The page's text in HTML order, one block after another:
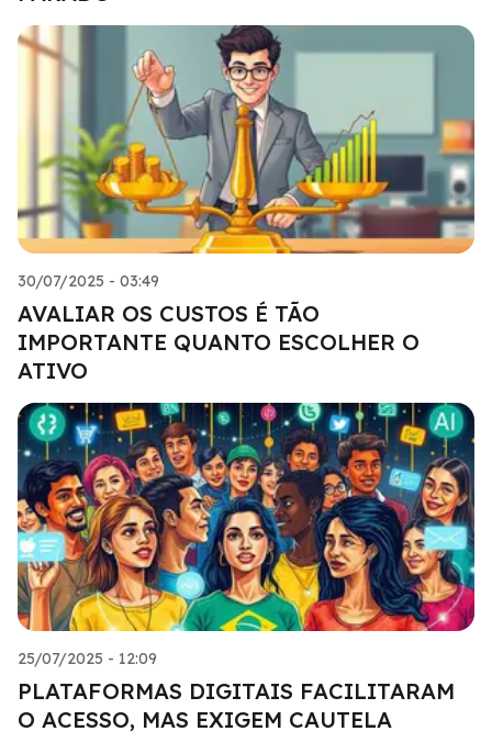
30/07/2025 - 03:49
AVALIAR OS CUSTOS É TÃO
IMPORTANTE QUANTO ESCOLHER O
ATIVO
25/07/2025 - 12:09
PLATAFORMAS DIGITAIS FACILITARAM
O ACESSO, MAS EXIGEM CAUTELA